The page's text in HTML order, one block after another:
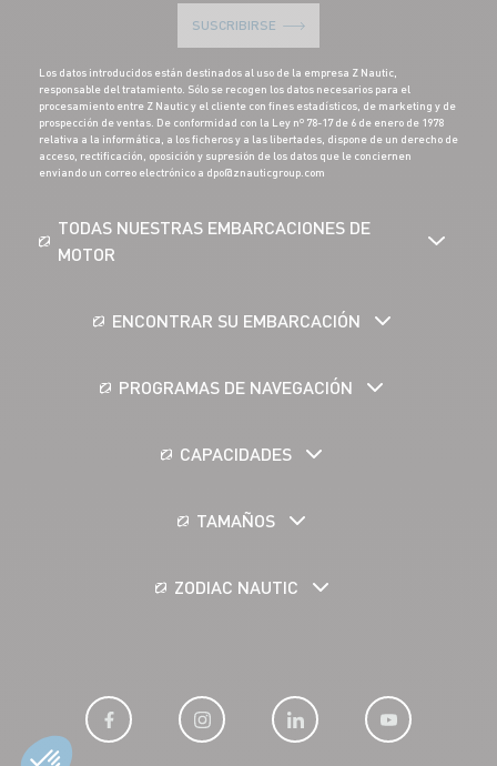
SUSCRIBIRSE
Los datos introducidos están destinados al uso de la empresa Z Nautic,
responsable del tratamiento. Sólo se recogen los datos necesarios para el
procesamiento entre Z Nautic y el cliente con fines estadísticos, de marketing y de
prospección de ventas. De conformidad con la Ley nº 78-17 de 6 de enero de 1978
relativa a la informática, a los ficheros y a las libertades, dispone de un derecho de
acceso, rectificación, oposición y supresión de los datos que le conciernen
enviando un correo electrónico a dpo@znauticgroup.com
TODAS NUESTRAS EMBARCACIONES DE
MOTOR
ENCONTRAR SU EMBARCACIÓN
PROGRAMAS DE NAVEGACIÓN
CAPACIDADES
TAMAÑOS
ZODIAC NAUTIC